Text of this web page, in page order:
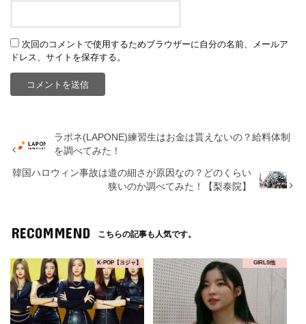
次回のコメントで使用するためブラウザーに自分の名前、メールア
ドレス、サイトを保存する。
ラポネ(LAPONE)練習生はお金は貰えないの？給料体制
を調べてみた！
韓国ハロウィン事故は道の細さが原因なの？どのくらい
狭いのか調べてみた！【梨泰院】
RECOMMEND こちらの記事も人気です。
K-POP【ヨジャ】 GIRLS他